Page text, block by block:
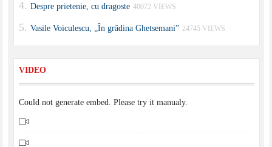
Despre prietenie, cu dragoste 40072 VIEWS
Vasile Voiculescu, „În grădina Ghetsemani” 24745 VIEWS
VIDEO
Could not generate embed. Please try it manualy.